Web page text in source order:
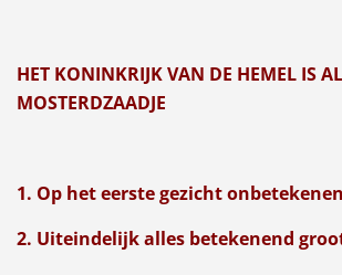
HET KONINKRIJK VAN DE HEMEL IS
MOSTERDZAADJE
1. Op het eerste gezicht
2. Uiteindelijk alles betekenend